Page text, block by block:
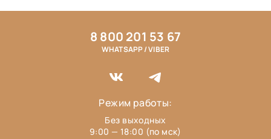
8 800 201 53 67
WHATSAPP / VIBER
Режим работы:
Без выходных
9:00 — 18:00 (по мск)